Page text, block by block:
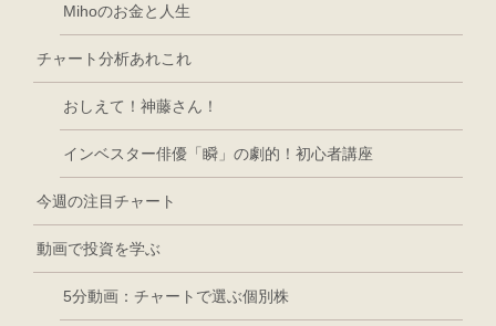
Mihoのお金と人生
チャート分析あれこれ
おしえて！神藤さん！
インベスター俳優「瞬」の劇的！初心者講座
今週の注目チャート
動画で投資を学ぶ
5分動画：チャートで選ぶ個別株